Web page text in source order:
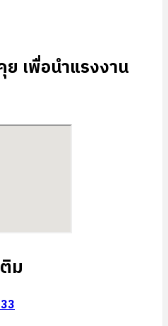
เพื่อนำแรงงาน
ม